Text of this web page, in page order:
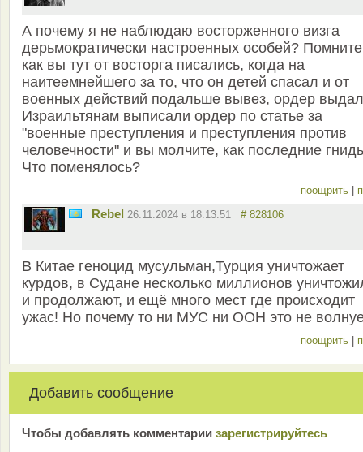
А почему я не наблюдаю восторженного визга
дерьмократически настроенных особей?
как вы тут от восторга писались, когда на
наитеемнейшего за то, что он детей спасал и от
военных действий подальше вывез, ордер
Израильтянам выписали ордер по статье за
"военные преступления и преступления против
человечности" и вы молчите, как последние
Что поменялось?
поощрить |
Rebel 26.11.2024 в 18:13:51 # 828106
В Китае геноцид мусульман,Турция уничтожает
курдов, в Судане несколько миллионов
и продолжают, и ещё много мест где происходит
ужас! Но почему то ни МУС ни ООН это не
поощрить |
Добавить сообщение
Чтобы добавлять комментарии зарeгиcтрирyйтeсь